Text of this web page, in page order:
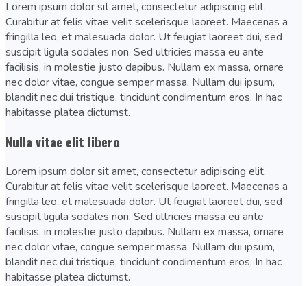
Lorem ipsum dolor sit amet, consectetur adipiscing elit.
Curabitur at felis vitae velit scelerisque laoreet. Maecenas a
fringilla leo, et malesuada dolor. Ut feugiat laoreet dui, sed
suscipit ligula sodales non. Sed ultricies massa eu ante
facilisis, in molestie justo dapibus. Nullam ex massa, ornare
nec dolor vitae, congue semper massa. Nullam dui ipsum,
blandit nec dui tristique, tincidunt condimentum eros. In hac
habitasse platea dictumst.
Nulla vitae elit libero
Lorem ipsum dolor sit amet, consectetur adipiscing elit.
Curabitur at felis vitae velit scelerisque laoreet. Maecenas a
fringilla leo, et malesuada dolor. Ut feugiat laoreet dui, sed
suscipit ligula sodales non. Sed ultricies massa eu ante
facilisis, in molestie justo dapibus. Nullam ex massa, ornare
nec dolor vitae, congue semper massa. Nullam dui ipsum,
blandit nec dui tristique, tincidunt condimentum eros. In hac
habitasse platea dictumst.